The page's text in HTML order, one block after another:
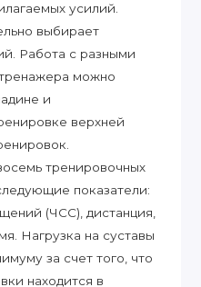
усилий.
выбирает
Работа с разными
можно
и
верхней
тренировочных
показатели:
(ЧСС), дистанция,
Нагрузка на суставы
за счет того, что
находится в